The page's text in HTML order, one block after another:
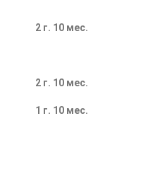
2 г. 10 мес.
2 г. 10 мес.
1 г. 10 мес.